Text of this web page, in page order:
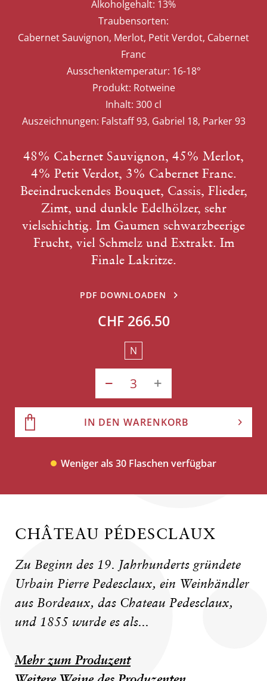
Alkoholgehalt: 13%
Traubensorten:
Cabernet Sauvignon, Merlot, Petit Verdot, Cabernet
Franc
Ausschenktemperatur: 16-18°
Produkt: Rotweine
Inhalt: 300 cl
Auszeichnungen: Falstaff 93, Gabriel 18, Parker 93
48% Cabernet Sauvignon, 45% Merlot,
4% Petit Verdot, 3% Cabernet Franc.
Beeindruckendes Bouquet, Cassis, Flieder,
Zimt, und dunkle Edelhölzer, sehr
vielschichtig. Im Gaumen schwarzbeerige
Frucht, viel Schmelz und Extrakt. Im
Finale Lakritze.
PDF DOWNLOADEN
CHF 266.50
N
IN DEN WARENKORB
Weniger als 30 Flaschen verfügbar
CHÂTEAU PÉDESCLAUX
Zu Beginn des 19. Jahrhunderts gründete
Urbain Pierre Pedesclaux, ein Weinhändler
aus Bordeaux, das Chateau Pedesclaux,
und 1855 wurde es als...
Mehr zum Produzent